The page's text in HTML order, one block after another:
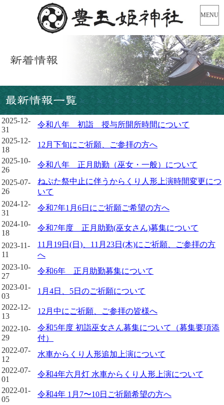
MENU
新着情報
最新情報一覧
2025-12-
31
令和八年 初詣 授与所開所時間について
2025-12-
18
12月下旬にご祈願、ご参拝の方へ
2025-10-
26
令和八年 正月助勤（巫女・一般）について
2025-07-
26
ねぷた祭中止に伴うからくり人形上演時間変更につ
いて
2024-12-
31
令和7年1月6日にご祈願ご希望の方へ
2024-10-
18
令和7年度 正月助勤(巫女さん)募集について
2023-11-
11
11月19日(日)、11月23日(木)にご祈願、ご参拝の方
へ
2023-10-
27
令和6年 正月助勤募集について
2023-01-
03
1月4日、5日のご祈願について
2022-12-
13
12月中にご祈願、ご参拝の皆様へ
2022-10-
29
令和5年度 初詣巫女さん募集について（募集要項添
付）
2022-07-
12
水車からくり人形追加上演について
2022-07-
01
令和4年六月灯 水車からくり人形上演について
2022-01-
05
令和4年 1月7〜10日ご祈願希望の方へ